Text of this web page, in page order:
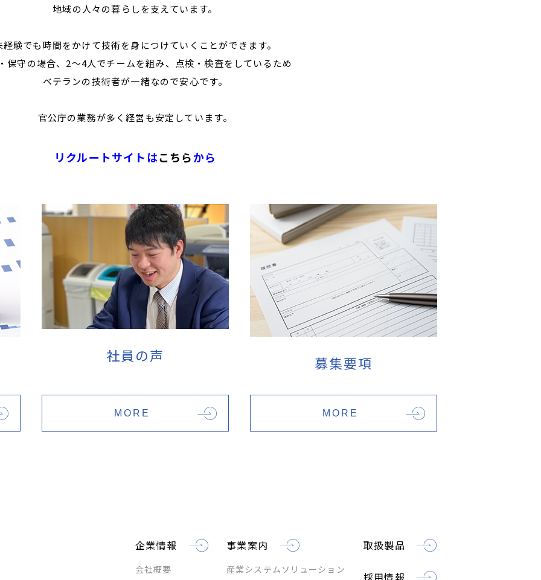
地域の人々の暮らしを支えています。
経験でも時間をかけて技術を身につけていくことができます。
保守の場合、2～4人でチームを組み、点検・検査をしているため
ベテランの技術者が一緒なので安心です。
官公庁の業務が多く経営も安定しています。
リクルートサイトはこちらから
社員の声
MORE
募集要項
MORE
企業情報
会社概要
事業案内
産業システムソリューション
取扱製品
採用情報